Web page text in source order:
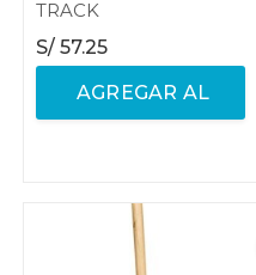
TRACK
S/ 57.25
AGREGAR AL